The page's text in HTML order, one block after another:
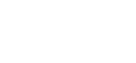
kommet til salg denne uge i Kolind - se